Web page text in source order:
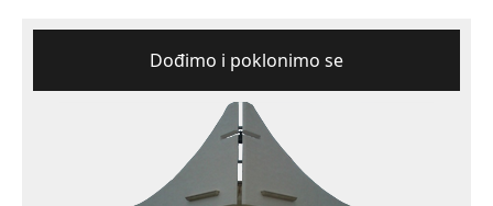
Dođimo i poklonimo se